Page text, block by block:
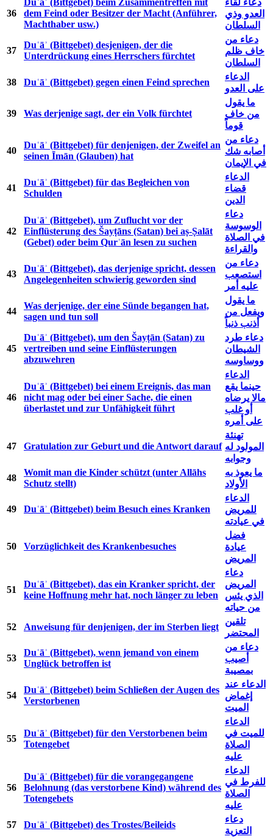
36
Duʿāʾ (Bittgebet) beim Zusammentreffen mit
dem Feind oder Besitzer der Macht (Anführer,
Machthaber usw.)
دعاء لقاء
العدو وذي
السلطان
37
Duʿāʾ (Bittgebet) desjenigen, der die
Unterdrückung eines Herrschers fürchtet
دعاء من
خاف ظلم
السلطان
38
Duʿāʾ (Bittgebet) gegen einen Feind sprechen
الدعاء
على العدو
39 Was derjenige sagt, der ein Volk fürchtet
ما يقول
من خاف
قوماً
40
Duʿāʾ (Bittgebet) für denjenigen, der Zweifel an
seinen Īmān (Glauben) hat
دعاء من
أصابه شك
في الإيمان
41
Duʿāʾ (Bittgebet) für das Begleichen von
Schulden
الدعاء
قضاء
الدين
42
Duʿāʾ (Bittgebet), um Zuflucht vor der
Einflüsterung des Šayṭāns (Satan) bei aṣ-Ṣalāt
(Gebet) oder beim Qurʾān lesen zu suchen
دعاء
الوسوسة
في الصلاة
والقراءة
43
Duʿāʾ (Bittgebet), das derjenige spricht, dessen
Angelegenheiten schwierig geworden sind
دعاء من
استصعب
عليه أمر
44
Was derjenige, der eine Sünde begangen hat,
sagen und tun soll
ما يقول
ويفعل من
أذنب ذنباً
45
Duʿāʾ (Bittgebet), um den Šayṭān (Satan) zu
vertreiben und seine Einflüsterungen
abzuwehren
دعاء طرد
الشيطان
ووساوسه
46
Duʿāʾ (Bittgebet) bei einem Ereignis, das man
nicht mag oder bei einer Sache, die einen
überlastet und zur Unfähigkeit führt
الدعاء
حينما يقع
مالا يرضاه
أو غلب
على أمره
47 Gratulation zur Geburt und die Antwort darauf
تهنئة
المولود له
وجوابه
48
Womit man die Kinder schützt (unter Allāhs
Schutz stellt)
ما يعوذ به
الأولاد
49 Duʿāʾ (Bittgebet) beim Besuch eines Kranken
الدعاء
للمريض
في عيادته
50 Vorzüglichkeit des Krankenbesuches
فضل
عيادة
المريض
51
Duʿāʾ (Bittgebet), das ein Kranker spricht, der
keine Hoffnung mehr hat, noch länger zu leben
دعاء
المريض
الذي يئس
من حياته
52
Anweisung für denjenigen, der im Sterben liegt
تلقين
المحتضر
53
Duʿāʾ (Bittgebet), wenn jemand von einem
Unglück betroffen ist
دعاء من
أصيب
بمصيبة
54
Duʿāʾ (Bittgebet) beim Schließen der Augen des
Verstorbenen
الدعاء عند
إغماض
الميت
55
Duʿāʾ (Bittgebet) für den Verstorbenen beim
Totengebet
الدعاء
للميت في
الصلاة
عليه
56
Duʿāʾ (Bittgebet) für die vorangegangene
Belohnung (das verstorbene Kind) während des
Totengebets
الدعاء
للفرط في
الصلاة
عليه
57
Duʿāʾ (Bittgebet) des Trostes/Beileids
دعاء
التعزية